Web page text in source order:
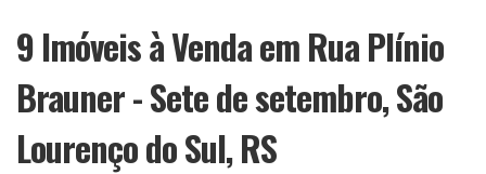
9 Imóveis à Venda em Rua Plínio
Brauner - Sete de setembro, São
Lourenço do Sul, RS